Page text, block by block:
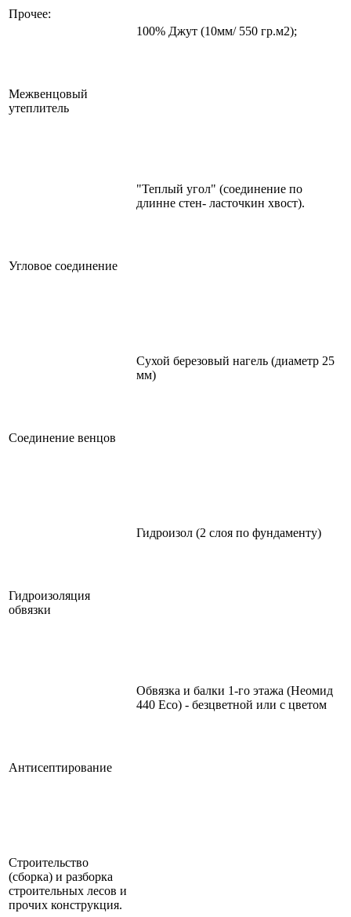
Прочее:
Межвенцовый
утеплитель
100% Джут (10мм/ 550 гр.м2);
Угловое соединение
"Теплый угол" (соединение по
длинне стен- ласточкин хвост).
Соединение венцов
Сухой березовый нагель (диаметр 25
мм)
Гидроизоляция
обвязки
Гидроизол (2 слоя по фундаменту)
Антисептирование
Обвязка и балки 1-го этажа (Неомид
440 Eco) - безцветной или с цветом
Строительство
(сборка) и разборка
строительных лесов и
прочих конструкция.